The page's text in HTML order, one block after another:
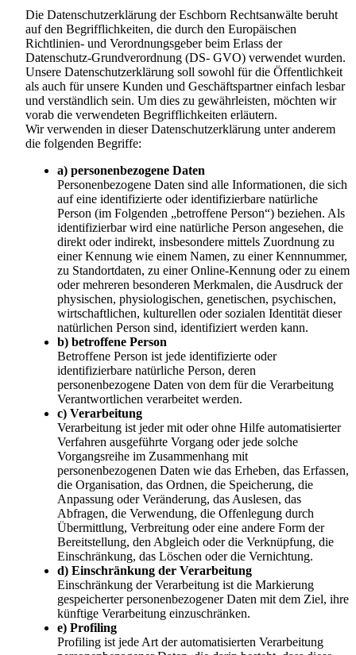
Die Datenschutzerklärung der Eschborn Rechtsanwälte beruht
auf den Begrifflichkeiten, die durch den Europäischen
Richtlinien- und Verordnungsgeber beim Erlass der
Datenschutz-Grundverordnung (DS- GVO) verwendet wurden.
Unsere Datenschutzerklärung soll sowohl für die Öffentlichkeit
als auch für unsere Kunden und Geschäftspartner einfach lesbar
und verständlich sein. Um dies zu gewährleisten, möchten wir
vorab die verwendeten Begrifflichkeiten erläutern.
Wir verwenden in dieser Datenschutzerklärung unter anderem
die folgenden Begriffe:
a) personenbezogene Daten
Personenbezogene Daten sind alle Informationen, die sich
auf eine identifizierte oder identifizierbare natürliche
Person (im Folgenden „betroffene Person“) beziehen. Als
identifizierbar wird eine natürliche Person angesehen, die
direkt oder indirekt, insbesondere mittels Zuordnung zu
einer Kennung wie einem Namen, zu einer Kennnummer,
zu Standortdaten, zu einer Online-Kennung oder zu einem
oder mehreren besonderen Merkmalen, die Ausdruck der
physischen, physiologischen, genetischen, psychischen,
wirtschaftlichen, kulturellen oder sozialen Identität dieser
natürlichen Person sind, identifiziert werden kann.
b) betroffene Person
Betroffene Person ist jede identifizierte oder
identifizierbare natürliche Person, deren
personenbezogene Daten von dem für die Verarbeitung
Verantwortlichen verarbeitet werden.
c) Verarbeitung
Verarbeitung ist jeder mit oder ohne Hilfe automatisierter
Verfahren ausgeführte Vorgang oder jede solche
Vorgangsreihe im Zusammenhang mit
personenbezogenen Daten wie das Erheben, das Erfassen,
die Organisation, das Ordnen, die Speicherung, die
Anpassung oder Veränderung, das Auslesen, das
Abfragen, die Verwendung, die Offenlegung durch
Übermittlung, Verbreitung oder eine andere Form der
Bereitstellung, den Abgleich oder die Verknüpfung, die
Einschränkung, das Löschen oder die Vernichtung.
d) Einschränkung der Verarbeitung
Einschränkung der Verarbeitung ist die Markierung
gespeicherter personenbezogener Daten mit dem Ziel, ihre
künftige Verarbeitung einzuschränken.
e) Profiling
Profiling ist jede Art der automatisierten Verarbeitung